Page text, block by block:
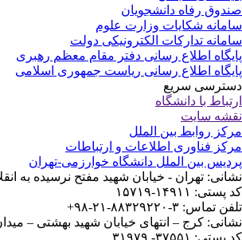
رفاه دانشجویان
شکایات وزارت علوم
تدارکات الکترونیکی دولت
اطلاع رسانی دفتر مقام معظم رهبری
اطلاع رسانی ریاست جمهوری اسلامی
سریع
با دانشگاه
سایت
روابط بین الملل
فناوری اطلاعات و ارتباطات
بین الملل دانشگاه خوارزمی-تهران
تهران - خیابان شهید مفتح نرسیده به انقلاب
۱۴۹۱۱-۱۵۷۱۹
تماس: ۳-۸۸۳۲۹۲۲۰-۲۱-۹۸+
کرج – انتهای خیابان شهید بهشتی – میدان